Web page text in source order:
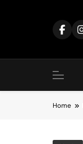
Home